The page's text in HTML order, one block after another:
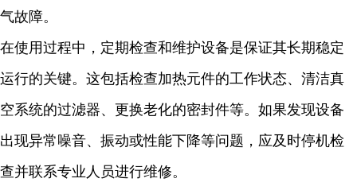
气故障。
在使用过程中，定期检查和维护设备是保证其长期稳定
运行的关键。这包括检查加热元件的工作状态、清洁真
空系统的过滤器、更换老化的密封件等。如果发现设备
出现异常噪音、振动或性能下降等问题，应及时停机检
查并联系专业人员进行维修。